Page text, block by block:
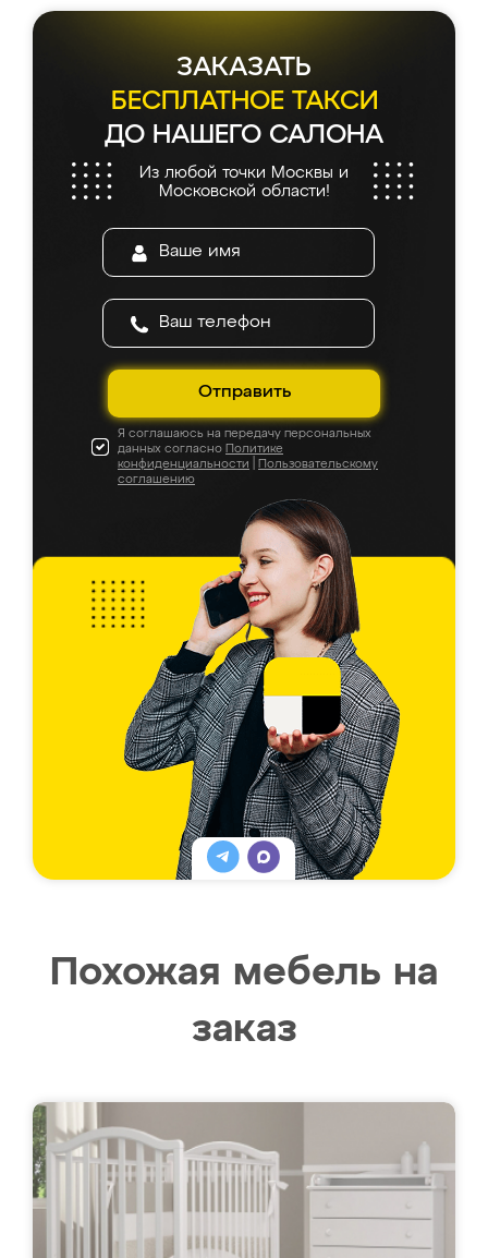
ЗАКАЗАТЬ
БЕСПЛАТНОЕ ТАКСИ
ДО НАШЕГО САЛОНА
Из любой точки Москвы и
Московской области!
Отправить
Я соглашаюсь на передачу персональных
данных согласно Политике
конфиденциальности
Пользовательскому
соглашению
Похожая мебель на
заказ